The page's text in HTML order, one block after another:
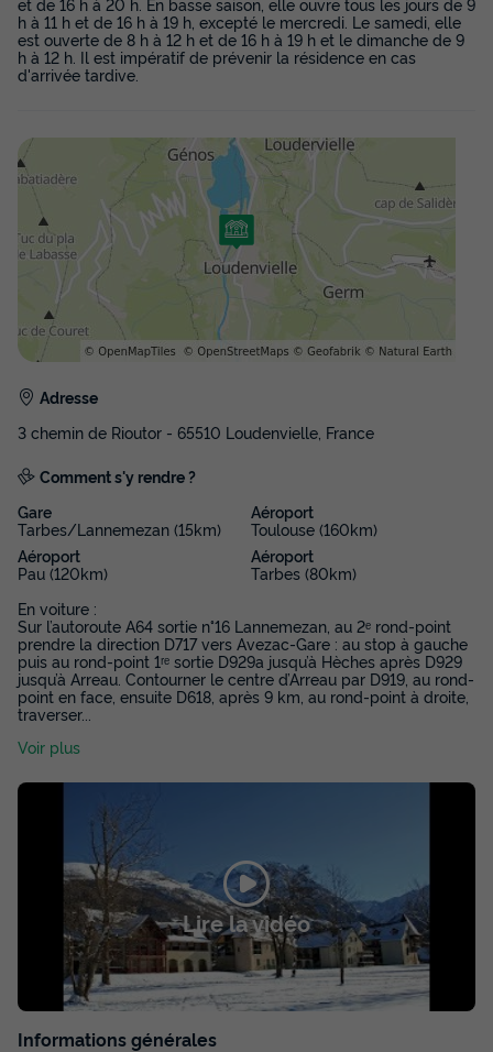
h à 11 h et de 16 h à 19 h, excepté le mercredi. Le samedi, elle
est ouverte de 8 h à 12 h et de 16 h à 19 h et le dimanche de 9
h à 12 h. Il est impératif de prévenir la résidence en cas
d'arrivée tardive.
Adresse
3 chemin de Rioutor - 65510 Loudenvielle, France
Comment s'y rendre ?
Gare
Tarbes/Lannemezan (15km)
Aéroport
Toulouse (160km)
Aéroport
Pau (120km)
Aéroport
Tarbes (80km)
En voiture :
Sur l’autoroute A64 sortie n°16 Lannemezan, au 2ᵉ rond-point
prendre la direction D717 vers Avezac-Gare : au stop à gauche
puis au rond-point 1ʳᵉ sortie D929a jusqu’à Hèches après D929
jusqu’à Arreau. Contourner le centre d’Arreau par D919, au rond-
point en face, ensuite D618, après 9 km, au rond-point à droite,
traverser...
Voir plus
Lire la vidéo
Informations générales